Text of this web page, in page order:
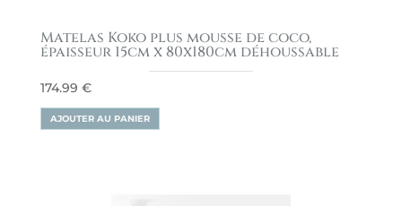
Matelas Koko plus mousse de coco,
épaisseur 15cm x 80x180cm déhoussable
174.99 €
AJOUTER AU PANIER